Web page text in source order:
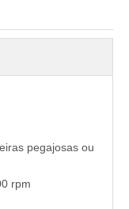
pegajosas ou
rpm